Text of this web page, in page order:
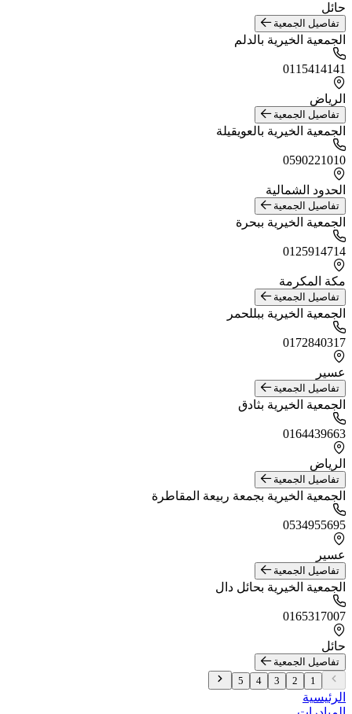
حائل
تفاصيل الجمعية
الجمعية الخيرية بالدلم
0115414141
الرياض
تفاصيل الجمعية
الجمعية الخيرية بالعويقيلة
0590221010
الحدود الشمالية
تفاصيل الجمعية
الجمعية الخيرية ببحرة
0125914714
مكة المكرمة
تفاصيل الجمعية
الجمعية الخيرية ببللحمر
0172840317
عسير
تفاصيل الجمعية
الجمعية الخيرية بثادق
0164439663
الرياض
تفاصيل الجمعية
الجمعية الخيرية بجمعة ربيعة المقاطرة
0534955695
عسير
تفاصيل الجمعية
الجمعية الخيرية بحائل دال
0165317007
حائل
تفاصيل الجمعية
1
2
3
4
5
الرئيسية